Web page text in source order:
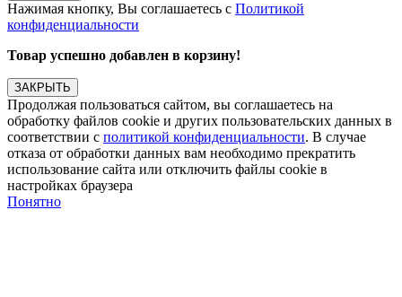
Нажимая кнопку, Вы соглашаетесь с Политикой
конфиденциальности
Товар успешно добавлен в корзину!
ЗАКРЫТЬ
Продолжая пользоваться сайтом, вы соглашаетесь на
обработку файлов cookie и других пользовательских данных в
соответствии с политикой конфиденциальности. В случае
отказа от обработки данных вам необходимо прекратить
использование сайта или отключить файлы cookie в
настройках браузера
Понятно